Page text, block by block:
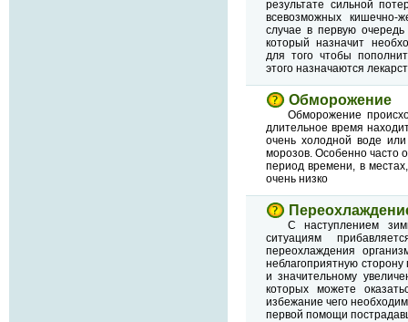
результате сильной
всевозможных кишечно-
случае в первую
который назначит
для того чтобы
этого назначаются
Обморожение
Обморожение
длительное время
очень холодной воде
морозов. Особенно часто
период времени, в
очень низко
С наступлением
ситуациям
переохлаждения
неблагоприятную
и значительному
которых можете
избежание чего
первой помощи